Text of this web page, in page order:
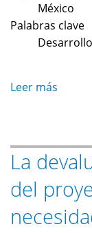
México
Palabras clave
Leer más
de
la
crisis
del
La
del